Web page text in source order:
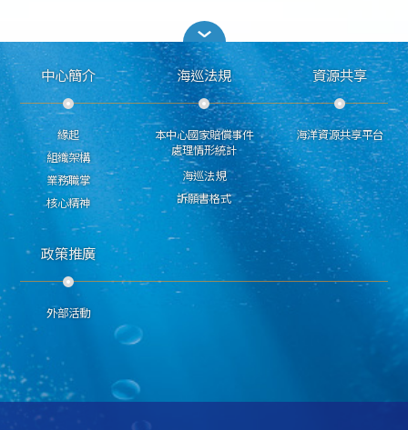
中心簡介
緣起
組織架構
業務職掌
核心精神
海巡法規
本中心國家賠償事件
處理情形統計
海巡法規
訴願書格式
資源共享
海洋資源共享平台
政策推廣
外部活動